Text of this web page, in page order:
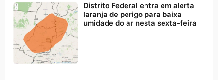
Distrito Federal entra em alerta
laranja de perigo para baixa
umidade do ar nesta sexta-feira